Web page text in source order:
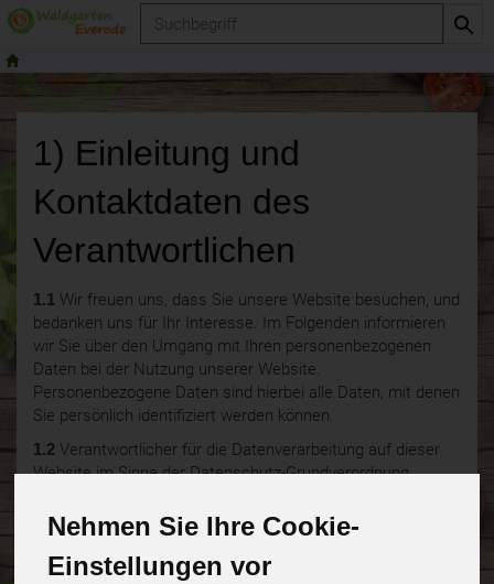
Nehmen Sie Ihre Cookie-
Einstellungen vor
Produkt
1) Einleitung und
Kontaktdaten des
Verantwortlichen
1.1 Wir freuen uns, dass Sie unsere Website besuchen, und
bedanken uns für Ihr Interesse. Im Folgenden informieren
wir Sie über den Umgang mit Ihren personenbezogenen
Daten bei der Nutzung unserer Website.
Personenbezogene Daten sind hierbei alle Daten, mit denen
Sie persönlich identifiziert werden können.
1.2 Verantwortlicher für die Datenverarbeitung auf dieser
Website im Sinne der Datenschutz-Grundverordnung
31084 Freden, Deutschland, Tel.: +4951849505472, E-Mail:
info@waldgarten-everode.de. Der für die Verarbeitung von
personenbezogenen Daten Verantwortliche ist diejenige